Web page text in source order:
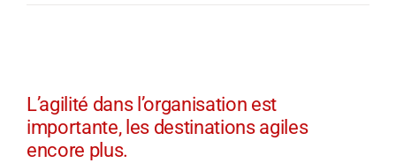
numérisation
solitaire
L’agilité dans l’organisation est
importante, les destinations agiles
encore plus.